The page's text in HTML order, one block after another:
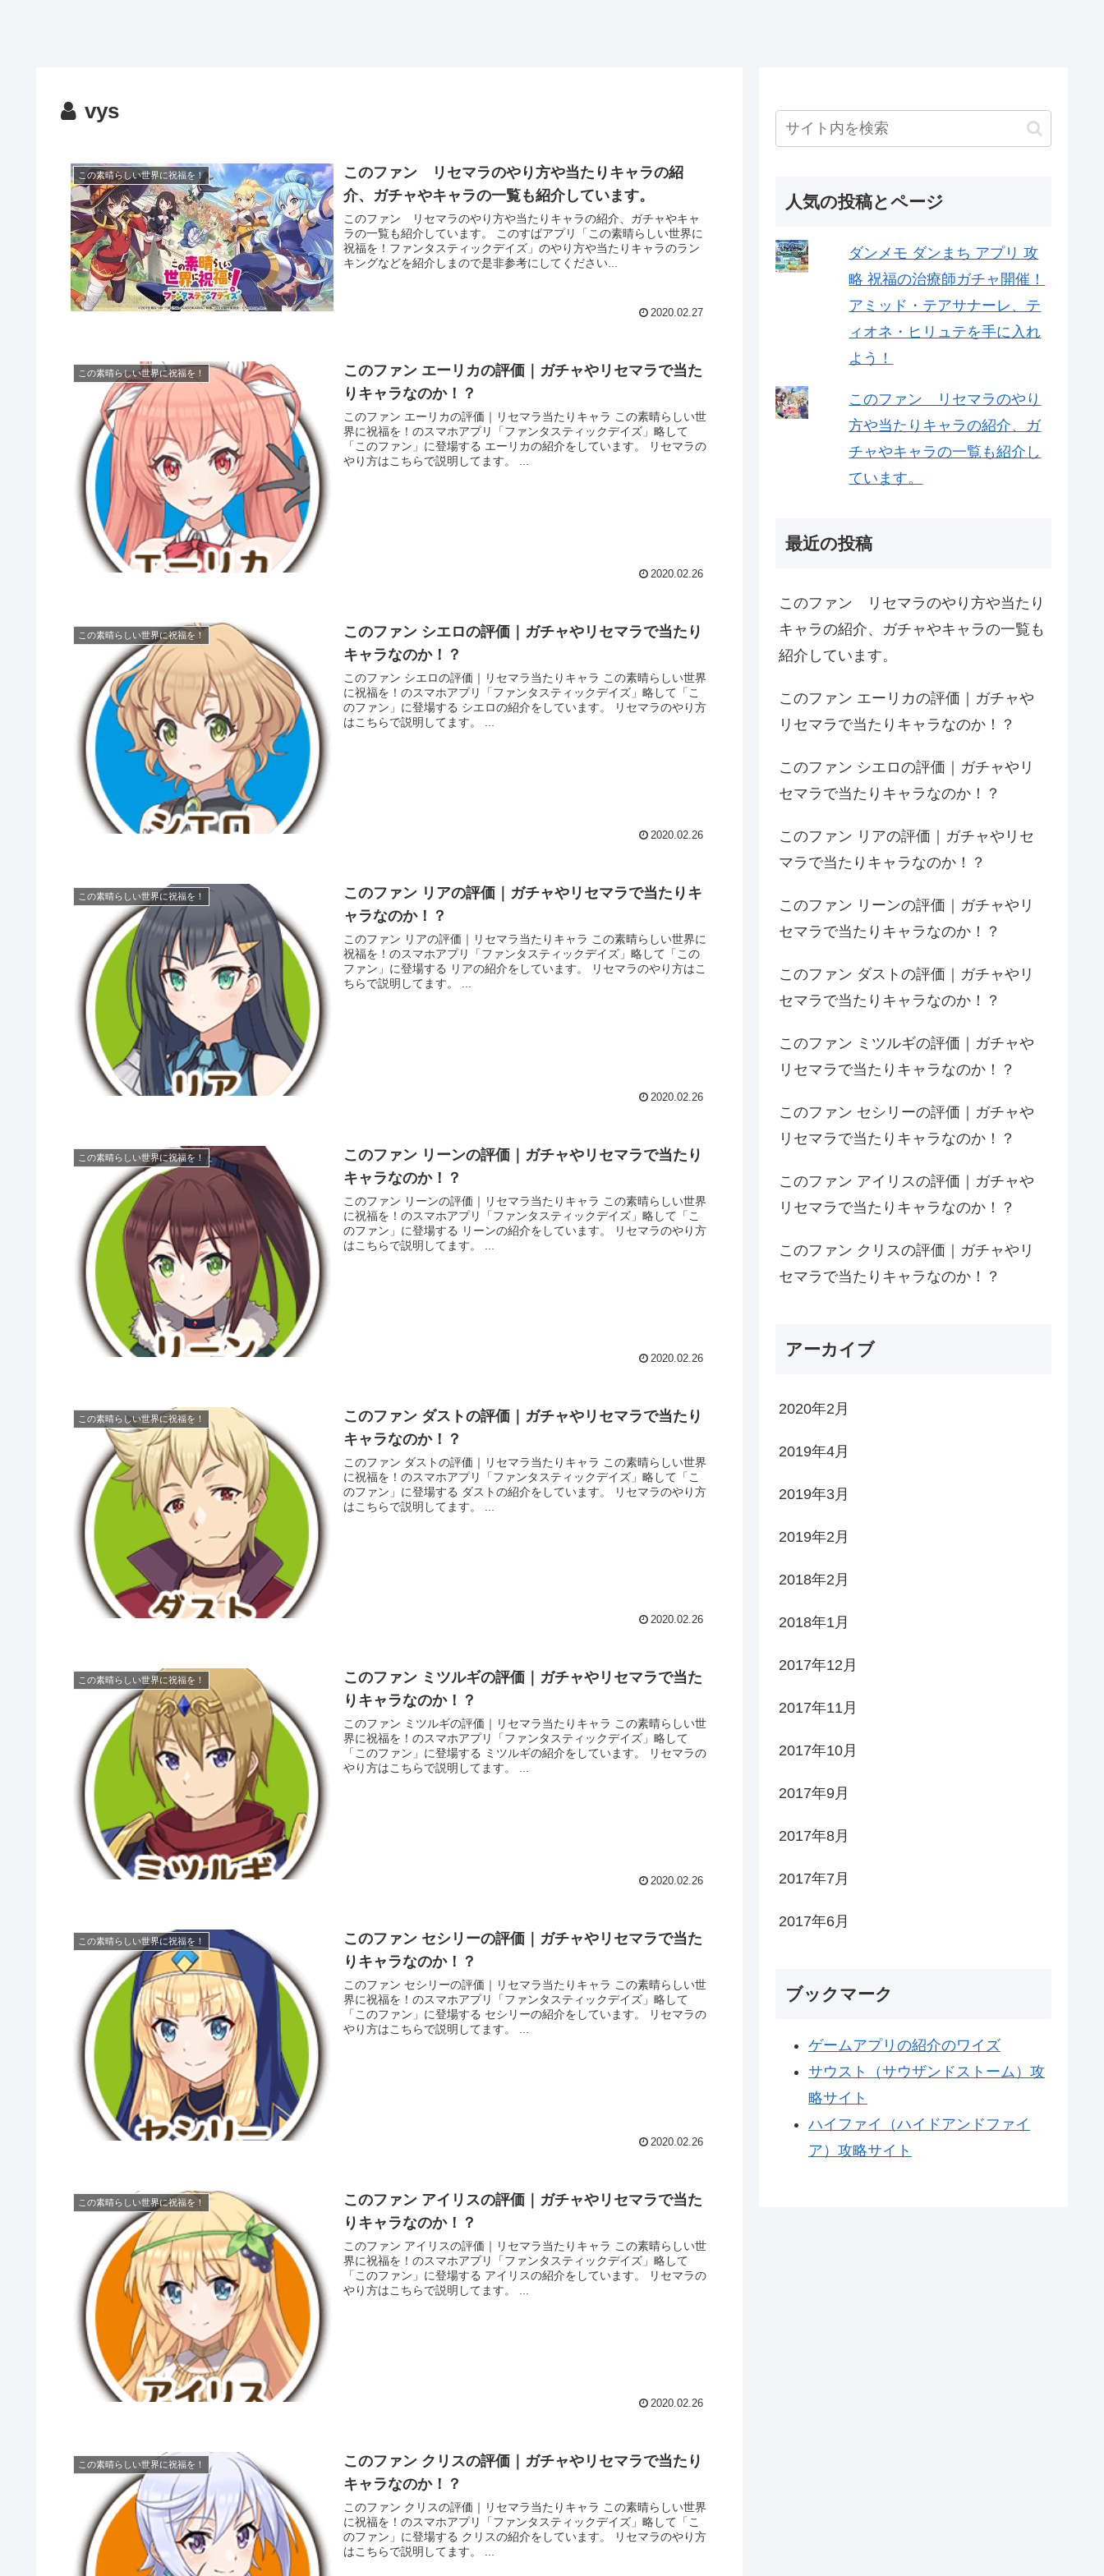
vys
この素晴らしい世界に祝福を！
このファン リセマラのやり方や当たりキャラの紹
介、ガチャやキャラの一覧も紹介しています。
このファン リセマラのやり方や当たりキャラの紹介、ガチャやキャ
ラの一覧も紹介しています。 このすばアプリ「この素晴らしい世界に
祝福を！ファンタスティックデイズ」のやり方や当たりキャラのラン
キングなどを紹介しまので是非参考にしてください...
2020.02.27
この素晴らしい世界に祝福を！
このファン エーリカの評価｜ガチャやリセマラで当た
りキャラなのか！？
このファン エーリカの評価｜リセマラ当たりキャラ この素晴らしい世
界に祝福を！のスマホアプリ「ファンタスティックデイズ」略して
「このファン」に登場する エーリカの紹介をしています。 リセマラの
やり方はこちらで説明してます。 ...
2020.02.26
この素晴らしい世界に祝福を！
このファン シエロの評価｜ガチャやリセマラで当たり
キャラなのか！？
このファン シエロの評価｜リセマラ当たりキャラ この素晴らしい世界
に祝福を！のスマホアプリ「ファンタスティックデイズ」略して「こ
のファン」に登場する シエロの紹介をしています。 リセマラのやり方
はこちらで説明してます。 ...
2020.02.26
この素晴らしい世界に祝福を！
このファン リアの評価｜ガチャやリセマラで当たりキ
ャラなのか！？
このファン リアの評価｜リセマラ当たりキャラ この素晴らしい世界に
祝福を！のスマホアプリ「ファンタスティックデイズ」略して「この
ファン」に登場する リアの紹介をしています。 リセマラのやり方はこ
ちらで説明してます。 ...
2020.02.26
この素晴らしい世界に祝福を！
このファン リーンの評価｜ガチャやリセマラで当たり
キャラなのか！？
このファン リーンの評価｜リセマラ当たりキャラ この素晴らしい世界
に祝福を！のスマホアプリ「ファンタスティックデイズ」略して「こ
のファン」に登場する リーンの紹介をしています。 リセマラのやり方
2020.02.26
この素晴らしい世界に祝福を！
このファン ダストの評価｜ガチャやリセマラで当たり
キャラなのか！？
このファン ダストの評価｜リセマラ当たりキャラ この素晴らしい世界
に祝福を！のスマホアプリ「ファンタスティックデイズ」略して「こ
のファン」に登場する ダストの紹介をしています。 リセマラのやり方
2020.02.26
この素晴らしい世界に祝福を！
このファン ミツルギの評価｜ガチャやリセマラで当た
りキャラなのか！？
このファン ミツルギの評価｜リセマラ当たりキャラ この素晴らしい世
界に祝福を！のスマホアプリ「ファンタスティックデイズ」略して
「このファン」に登場する ミツルギの紹介をしています。 リセマラの
やり方はこちらで説明してます。 ...
2020.02.26
この素晴らしい世界に祝福を！
このファン セシリーの評価｜ガチャやリセマラで当た
りキャラなのか！？
このファン セシリーの評価｜リセマラ当たりキャラ この素晴らしい世
界に祝福を！のスマホアプリ「ファンタスティックデイズ」略して
「このファン」に登場する セシリーの紹介をしています。 リセマラの
やり方はこちらで説明してます。 ...
2020.02.26
この素晴らしい世界に祝福を！
このファン アイリスの評価｜ガチャやリセマラで当た
りキャラなのか！？
このファン アイリスの評価｜リセマラ当たりキャラ この素晴らしい世
界に祝福を！のスマホアプリ「ファンタスティックデイズ」略して
「このファン」に登場する アイリスの紹介をしています。 リセマラの
やり方はこちらで説明してます。 ...
2020.02.26
この素晴らしい世界に祝福を！
このファン クリスの評価｜ガチャやリセマラで当たり
キャラなのか！？
このファン クリスの評価｜リセマラ当たりキャラ この素晴らしい世界
に祝福を！のスマホアプリ「ファンタスティックデイズ」略して「こ
のファン」に登場する クリスの紹介をしています。 リセマラのやり方
はこちらで説明してます。 ...
人気の投稿とページ
ダンメモ ダンまち アプリ 攻
略 祝福の治療師ガチャ開催！
アミッド・テアサナーレ、テ
ィオネ・ヒリュテを手に入れ
よう！
このファン リセマラのやり
方や当たりキャラの紹介、ガ
チャやキャラの一覧も紹介し
ています。
最近の投稿
このファン リセマラのやり方や当たり
キャラの紹介、ガチャやキャラの一覧も
紹介しています。
このファン エーリカの評価｜ガチャや
リセマラで当たりキャラなのか！？
このファン シエロの評価｜ガチャやリ
セマラで当たりキャラなのか！？
このファン リアの評価｜ガチャやリセ
マラで当たりキャラなのか！？
このファン リーンの評価｜ガチャやリ
セマラで当たりキャラなのか！？
このファン ダストの評価｜ガチャやリ
セマラで当たりキャラなのか！？
このファン ミツルギの評価｜ガチャや
リセマラで当たりキャラなのか！？
このファン セシリーの評価｜ガチャや
リセマラで当たりキャラなのか！？
このファン アイリスの評価｜ガチャや
リセマラで当たりキャラなのか！？
このファン クリスの評価｜ガチャやリ
セマラで当たりキャラなのか！？
アーカイブ
2020年2月
2019年4月
2019年3月
2019年2月
2018年2月
2018年1月
2017年12月
2017年11月
2017年10月
2017年9月
2017年8月
2017年7月
2017年6月
ブックマーク
ゲームアプリの紹介のワイズ
サウスト（サウザンドストーム）攻
略サイト
ハイファイ（ハイドアンドファイ
ア）攻略サイト